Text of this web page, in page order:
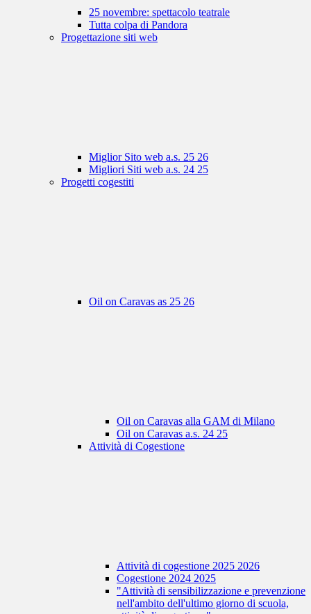
25 novembre: spettacolo teatrale
Tutta colpa di Pandora
Progettazione siti web
Miglior Sito web a.s. 25 26
Migliori Siti web a.s. 24 25
Progetti cogestiti
Oil on Caravas as 25 26
Oil on Caravas alla GAM di Milano
Oil on Caravas a.s. 24 25
Attività di Cogestione
Attività di cogestione 2025 2026
Cogestione 2024 2025
"Attività di sensibilizzazione e prevenzione
nell'ambito dell'ultimo giorno di scuola,